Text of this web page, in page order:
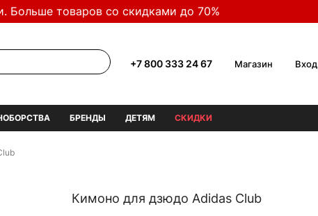
Больше товаров со скидками до 70%
+7 800 333 24 67 Магазин Вход
БРЕНДЫ ДЕТЯМ СКИДКИ
Кимоно для дзюдо Adidas Club